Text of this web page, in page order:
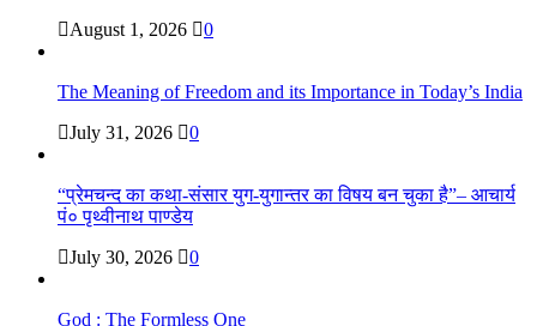
August 1, 2026
0
The Meaning of Freedom and its Importance in Today’s India
July 31, 2026
0
“प्रेमचन्द का कथा-संसार युग-युगान्तर का विषय बन चुका है”– आचार्य
पं० पृथ्वीनाथ पाण्डेय
July 30, 2026
0
God : The Formless One